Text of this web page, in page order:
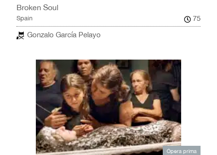
Broken Soul
Spain
75
Gonzalo García Pelayo
Ópera prima